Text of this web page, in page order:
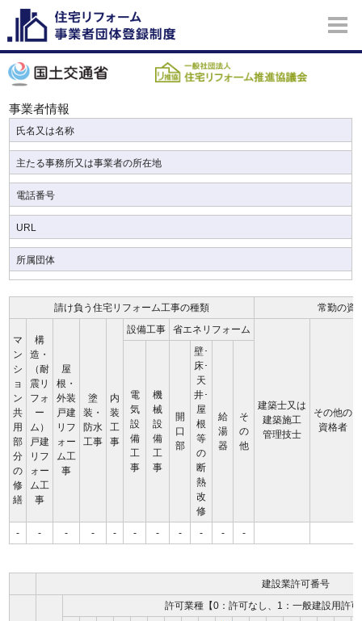
事業者情報
氏名又は名称
主たる事務所又は事業者の所在地
電話番号
URL
所属団体
請け負う住宅リフォーム工事の種類 常勤の資
マ
ン
シ
ョ
ン
共
用
部
分
の
修
繕
構
造・
（耐
震リ
フォ
ー
ム）
戸建
リフ
ォー
ム工
事
屋
根・
外装
戸建
リフ
ォー
ム工
事
塗
装・
防水
工事
内
装
工
事
設備工事 省エネリフォーム
建築士又は
建築施工
管理技士
その他の
資格者
電
気
設
備
工
事
機
械
設
備
工
事
開
口
部
壁･
床･
天
井･
屋
根
等
の
断
熱
改
修
給
湯
器
そ
の
他
- - - - - - - - - - -
建設業許可番号
許可業種【0：許可なし、1：一般建設用許